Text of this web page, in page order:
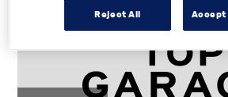
Reject All Accept